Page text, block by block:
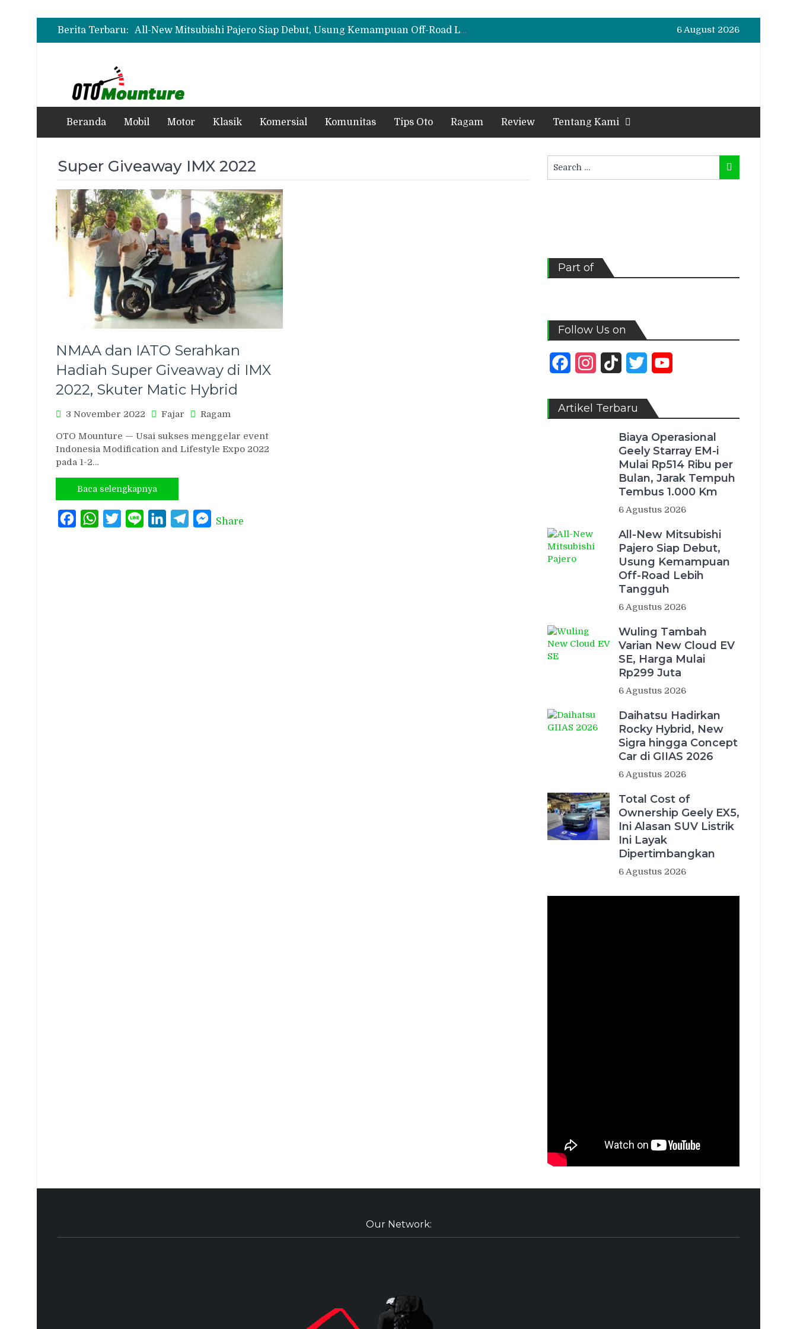
Berita Terbaru:
Biaya Operasional Geely Starray EM-i Mulai Rp514 Ribu per Bulan, Jarak Tempuh Tembus 1.000 Km
All-New Mitsubishi Pajero Siap Debut, Usung Kemampuan Off-Road Lebih Tangguh
Wuling Tambah Varian New Cloud EV SE, Harga Mulai Rp299 Juta
6 August 2026
Beranda Mobil Motor Klasik Komersial Komunitas Tips Oto Ragam Review Tentang Kami
Super Giveaway IMX 2022
NMAA dan IATO Serahkan
Hadiah Super Giveaway di IMX
2022, Skuter Matic Hybrid
3 November 2022 Fajar Ragam
OTO Mounture — Usai sukses menggelar event
Indonesia Modification and Lifestyle Expo 2022
pada 1-2…
Baca selengkapnya
FacebookWhatsAppTwitterLine LinkedInTelegramMessenger
Share
for:
Search
Part of
Follow Us on
FacebookInstagram
TikTok Twitter
Artikel Terbaru
Biaya Operasional
Geely Starray EM-i
Mulai Rp514 Ribu per
Bulan, Jarak Tempuh
Tembus 1.000 Km
6 Agustus 2026
All-New Mitsubishi
Pajero Siap Debut,
Usung Kemampuan
Off-Road Lebih
Tangguh
6 Agustus 2026
Wuling Tambah
Varian New Cloud EV
SE, Harga Mulai
Rp299 Juta
6 Agustus 2026
Daihatsu Hadirkan
Rocky Hybrid, New
Sigra hingga Concept
Car di GIIAS 2026
6 Agustus 2026
Total Cost of
Ownership Geely EX5,
Ini Alasan SUV Listrik
Ini Layak
Dipertimbangkan
6 Agustus 2026
Our Network: